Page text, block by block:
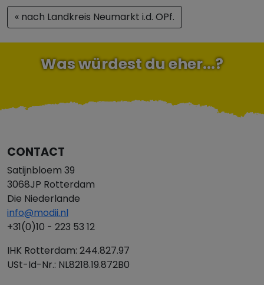
« nach Landkreis Neumarkt i.d. OPf.
Was würdest du eher...?
CONTACT
Satijnbloem 39
3068JP Rotterdam
Die Niederlande
info@modii.nl
+31(0)10 - 223 53 12
IHK Rotterdam: 244.827.97
USt-Id-Nr.: NL8218.19.872B0